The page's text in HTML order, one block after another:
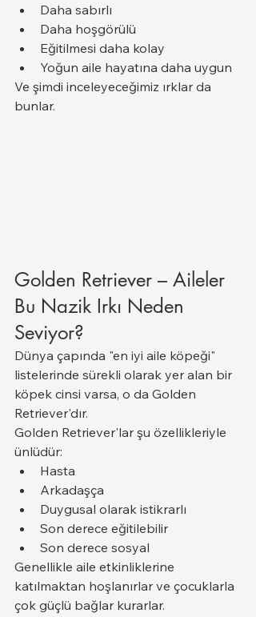
Daha sabırlı
Daha hoşgörülü
Eğitilmesi daha kolay
Yoğun aile hayatına daha uygun
Ve şimdi inceleyeceğimiz ırklar da
bunlar.
Golden Retriever – Aileler
Bu Nazik Irkı Neden
Seviyor?
Dünya çapında "en iyi aile köpeği"
listelerinde sürekli olarak yer alan bir
köpek cinsi varsa, o da Golden
Retriever'dır.
Golden Retriever'lar şu özellikleriyle
ünlüdür:
Hasta
Arkadaşça
Duygusal olarak istikrarlı
Son derece eğitilebilir
Son derece sosyal
Genellikle aile etkinliklerine
katılmaktan hoşlanırlar ve çocuklarla
çok güçlü bağlar kurarlar.